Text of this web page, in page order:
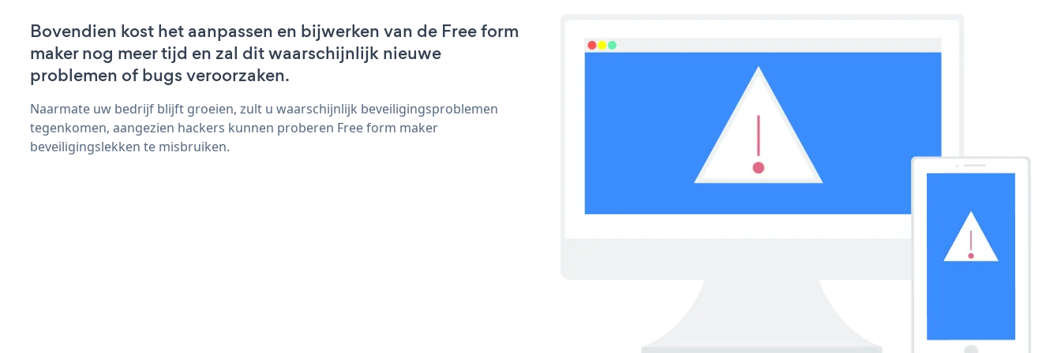
Bovendien kost het aanpassen en bijwerken van de Free form
maker nog meer tijd en zal dit waarschijnlijk nieuwe
problemen of bugs veroorzaken.
Naarmate uw bedrijf blijft groeien, zult u waarschijnlijk beveiligingsproblemen
tegenkomen, aangezien hackers kunnen proberen Free form maker
beveiligingslekken te misbruiken.